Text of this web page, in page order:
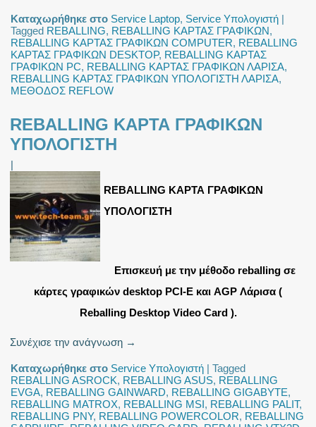
Καταχωρήθηκε στο Service Laptop, Service Υπολογιστή |
Tagged REBALLING, REBALLING ΚΑΡΤΑΣ ΓΡΑΦΙΚΩΝ,
REBALLING ΚΑΡΤΑΣ ΓΡΑΦΙΚΩΝ COMPUTER, REBALLING
ΚΑΡΤΑΣ ΓΡΑΦΙΚΩΝ DESKTOP, REBALLING ΚΑΡΤΑΣ
ΓΡΑΦΙΚΩΝ PC, REBALLING ΚΑΡΤΑΣ ΓΡΑΦΙΚΩΝ ΛΑΡΙΣΑ,
REBALLING ΚΑΡΤΑΣ ΓΡΑΦΙΚΩΝ ΥΠΟΛΟΓΙΣΤΗ ΛΑΡΙΣΑ,
ΜΕΘΟΔΟΣ REFLOW
REBALLING ΚΑΡΤΑ ΓΡΑΦΙΚΩΝ
ΥΠΟΛΟΓΙΣΤΗ
|
REBALLING ΚΑΡΤΑ ΓΡΑΦΙΚΩΝ
ΥΠΟΛΟΓΙΣΤΗ
Επισκευή με την μέθοδο reballing σε
κάρτες γραφικών desktop PCI-E και AGP Λάρισα (
Reballing Desktop Video Card ).
Συνέχισε την ανάγνωση →
Καταχωρήθηκε στο Service Υπολογιστή |Tagged
REBALLING ASROCK, REBALLING ASUS, REBALLING
EVGA, REBALLING GAINWARD, REBALLING GIGABYTE,
REBALLING MATROX, REBALLING MSI, REBALLING PALIT,
REBALLING PNY, REBALLING POWERCOLOR, REBALLING